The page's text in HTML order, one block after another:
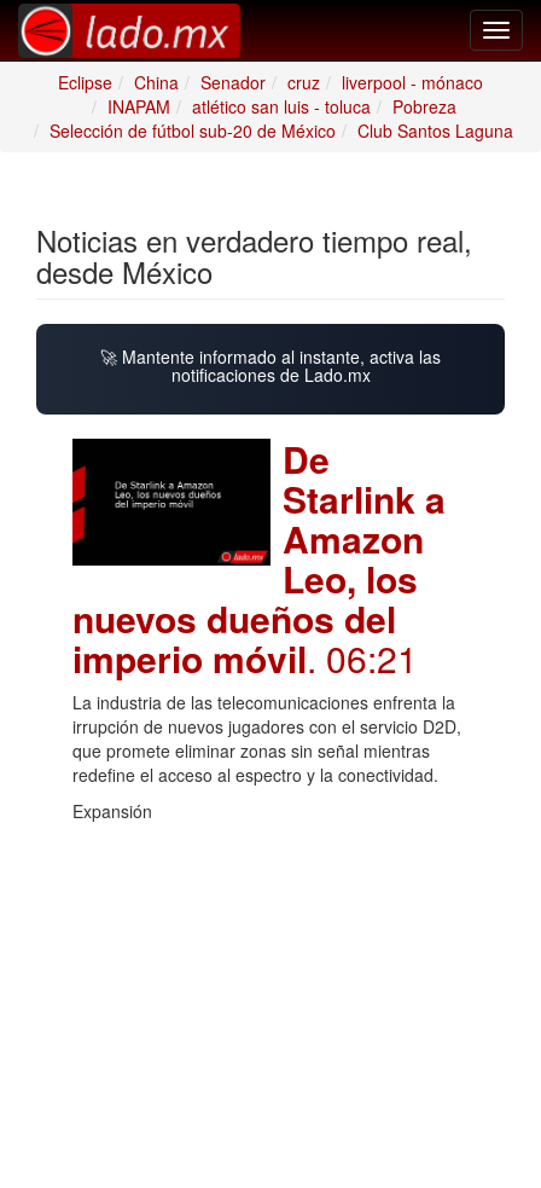
Eclipse
China Senador cruz
liverpool - mónaco
INAPAM
atlético san luis - toluca
Pobreza
Selección de fútbol sub-20 de México
Club Santos Laguna
Noticias en verdadero tiempo real,
desde México
🚀 Mantente informado al instante, activa las
notificaciones de Lado.mx
De
Starlink a
Amazon
Leo, los
nuevos dueños del
imperio móvil. 06:21
La industria de las telecomunicaciones enfrenta la
irrupción de nuevos jugadores con el servicio D2D,
que promete eliminar zonas sin señal mientras
redefine el acceso al espectro y la conectividad.
Expansión